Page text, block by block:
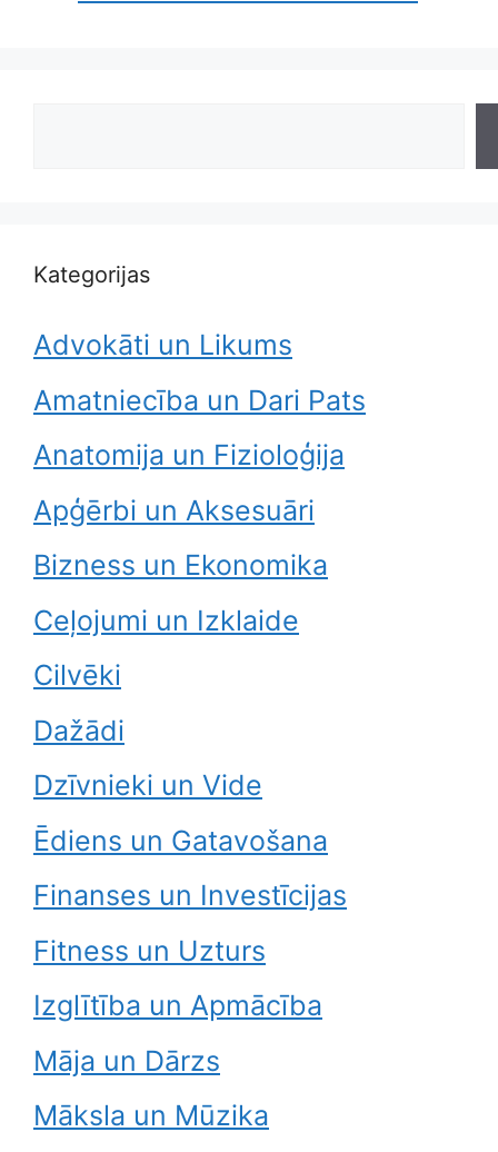
Kategorijas
Advokāti un Likums
Amatniecība un Dari Pats
Anatomija un Fizioloģija
Apģērbi un Aksesuāri
Bizness un Ekonomika
Ceļojumi un Izklaide
Cilvēki
Dažādi
Dzīvnieki un Vide
Ēdiens un Gatavošana
Finanses un Investīcijas
Fitness un Uzturs
Izglītība un Apmācība
Māja un Dārzs
Māksla un Mūzika